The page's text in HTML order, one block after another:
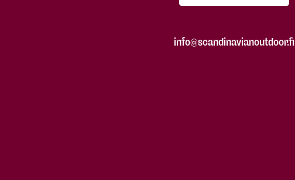
info@scandinavianoutdoor.fi